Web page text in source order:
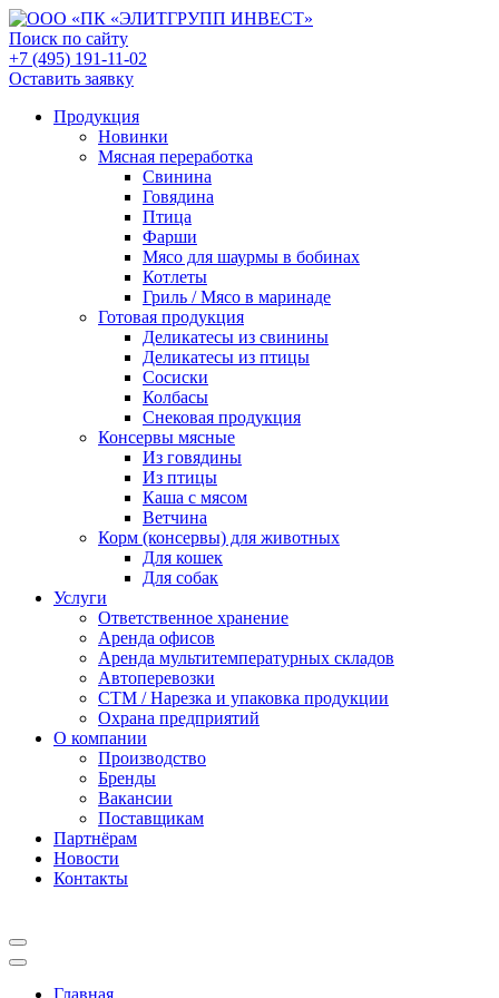
Поиск по сайту
+7 (495) 191-11-02
Оставить заявку
Продукция
Новинки
Мясная переработка
Свинина
Говядина
Птица
Фарши
Мясо для шаурмы в бобинах
Котлеты
Гриль / Мясо в маринаде
Готовая продукция
Деликатесы из свинины
Деликатесы из птицы
Сосиски
Колбасы
Снековая продукция
Консервы мясные
Из говядины
Из птицы
Каша с мясом
Ветчина
Корм (консервы) для животных
Для кошек
Для собак
Услуги
Ответственное хранение
Аренда офисов
Аренда мультитемпературных складов
Автоперевозки
СТМ / Нарезка и упаковка продукции
Охрана предприятий
О компании
Производство
Бренды
Вакансии
Поставщикам
Партнёрам
Новости
Контакты
Главная